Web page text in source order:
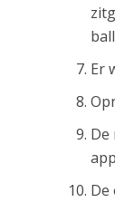
Er
De
De